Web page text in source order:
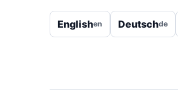
Englishen Deutschde